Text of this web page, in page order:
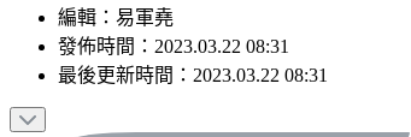
編輯 ： 易軍堯
發佈時間： 2023.03.22 08:31
最後更新時間： 2023.03.22 08:31